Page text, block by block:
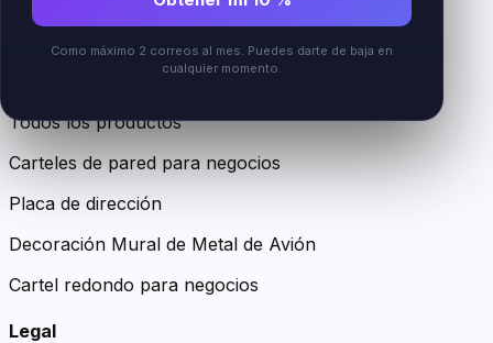
Como máximo 2 correos al mes. Puedes darte de baja en
cualquier momento.
Todos los productos
Carteles de pared para negocios
Placa de dirección
Decoración Mural de Metal de Avión
Cartel redondo para negocios
Legal